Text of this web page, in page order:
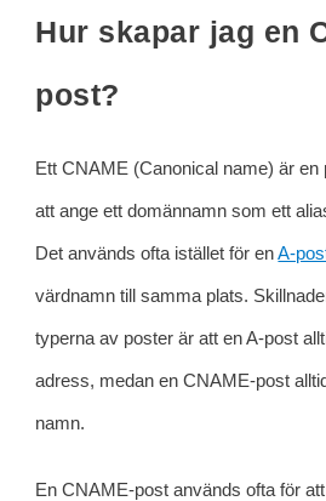
Hur skapar jag en
post?
Ett CNAME (Canonical name) är
att ange ett domännamn som ett
Det används ofta istället för en A-
värdnamn till samma plats.
typerna av poster är att en A-post
adress, medan en CNAME-post
namn.
En CNAME-post används ofta för